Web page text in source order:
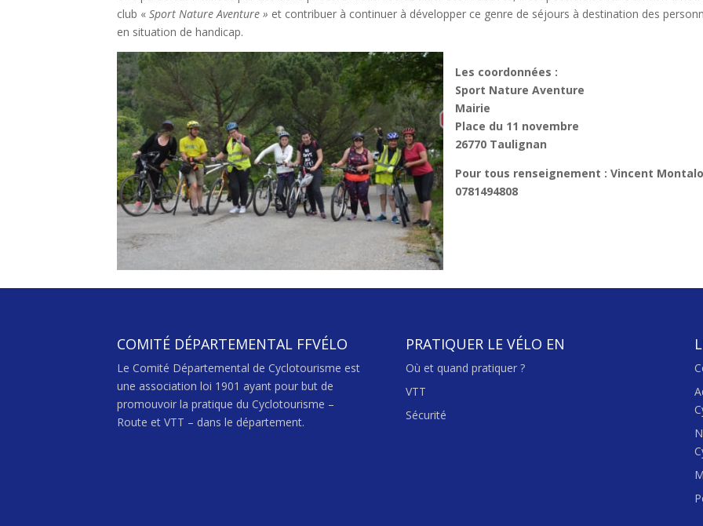
club «Sport Nature Aventure » et contribuer à continuer à développer ce genre de séjours à destination des
en situation de handicap.
Les coordonnées :
Sport Nature Aventure
Mairie
Place du 11 novembre
26770 Taulignan
Pour tous renseignement : Vincent
0781494808
COMITÉ DÉPARTEMENTAL FFVÉLO
Le Comité Départemental de Cyclotourisme est
une association loi 1901 ayant pour but de
promouvoir la pratique du Cyclotourisme –
Route et VTT – dans le département.
PRATIQUER LE VÉLO EN
Où et quand pratiquer ?
VTT
Sécurité